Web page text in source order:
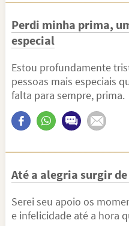
Perdi minha prima,
especial
Estou profundamente
pessoas mais especiais
falta para sempre, prima.
Até a alegria surgir
Serei seu apoio os
e infelicidade até a hora